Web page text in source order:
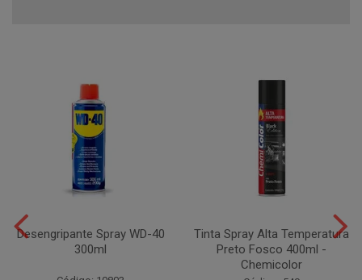
Desengripante Spray WD-40
300ml
Tinta Spray Alta Temperatura
Preto Fosco 400ml -
Chemicolor